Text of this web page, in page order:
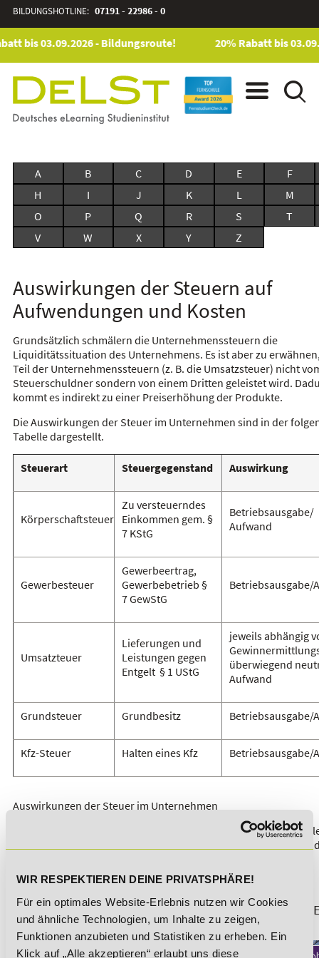
WIR RESPEKTIEREN DEINE PRIVATSPHÄRE!
Für ein optimales Website-Erlebnis nutzen wir Cookies
und ähnliche Technologien, um Inhalte zu zeigen,
Funktionen anzubieten und Statistiken zu erheben. Ein
Klick auf „Alle akzeptieren“ erlaubt uns diese
BILDUNGSHOTLINE: 07191 - 22986 - 0
bis 03.09.2026 - Bildungsroute! 20% Rabatt bis
A B C D E
F
H
I J K L
M
O
P Q R S
T
V
W X Y Z
Auswirkungen der Steuern auf
Aufwendungen und Kosten
Grundsätzlich schmälern die Unternehmenssteuern die
Liquiditätssituation des Unternehmens. Es ist aber zu
Teil der Unternehmenssteuern (z. B. die Umsatzsteuer) nicht
Steuerschuldner sondern von einem Dritten geleistet wird.
kommt es indirekt zu einer Preiserhöhung der Produkte.
Die Auswirkungen der Steuer im Unternehmen sind in der
Tabelle dargestellt.
Steuerart Steuergegenstand Auswirkung
Körperschaftsteuer
Zu versteuerndes
Einkommen gem. §
7 KStG
Betriebsausgabe/
Aufwand
Gewerbesteuer
Gewerbeertrag,
Gewerbebetrieb §
7 GewStG
Betriebsausgabe/
Umsatzteuer
Lieferungen und
Leistungen gegen
Entgelt § 1 UStG
jeweils abhängig
überwiegend
Aufwand
Grundsteuer Grundbesitz Betriebsausgabe/
Kfz-Steuer Halten eines Kfz Betriebsausgabe/
Auswirkungen der Steuer im Unternehmen
Sie möchten mehr über dieses Thema erfahren?Dann
", in der
Sichere dir jetzt 5% Lexikon-Rabatt zusätzlich auf
und Weiterbildungen!